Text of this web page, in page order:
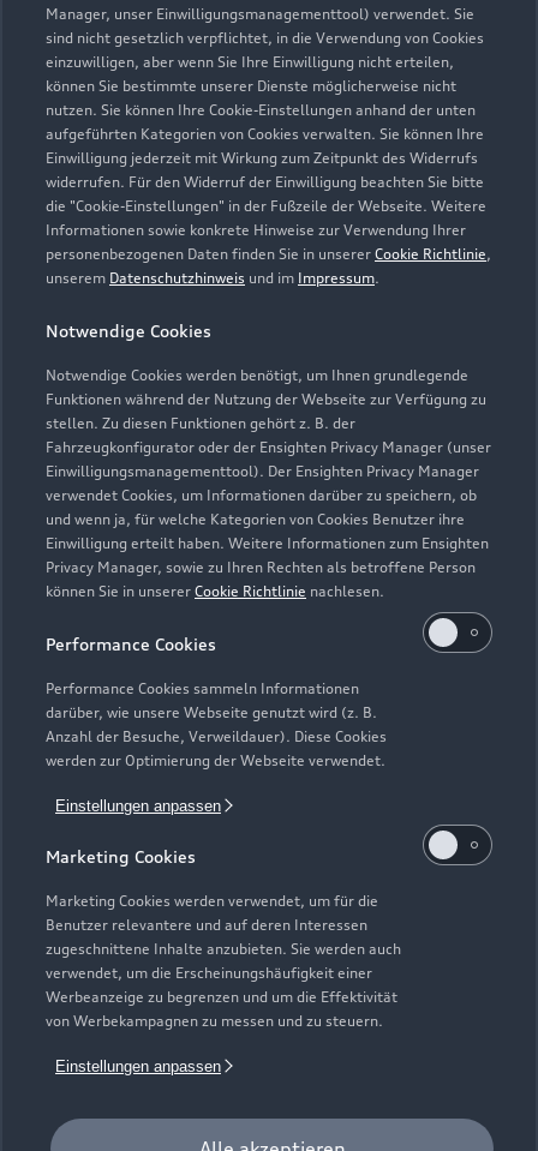
Manager, unser Einwilligungsmanagementtool) verwendet. Sie
sind nicht gesetzlich verpflichtet, in die Verwendung von Cookies
einzuwilligen, aber wenn Sie Ihre Einwilligung nicht erteilen,
können Sie bestimmte unserer Dienste möglicherweise nicht
nutzen. Sie können Ihre Cookie-Einstellungen anhand der unten
aufgeführten Kategorien von Cookies verwalten. Sie können Ihre
Einwilligung jederzeit mit Wirkung zum Zeitpunkt des Widerrufs
widerrufen. Für den Widerruf der Einwilligung beachten Sie bitte
die "Cookie-Einstellungen" in der Fußzeile der Webseite. Weitere
Informationen sowie konkrete Hinweise zur Verwendung Ihrer
personenbezogenen Daten finden Sie in unserer Cookie Richtlinie,
unserem Datenschutzhinweis und im Impressum.
Notwendige Cookies
Notwendige Cookies werden benötigt, um Ihnen grundlegende
Funktionen während der Nutzung der Webseite zur Verfügung zu
stellen. Zu diesen Funktionen gehört z. B. der
Fahrzeugkonfigurator oder der Ensighten Privacy Manager (unser
Einwilligungsmanagementtool). Der Ensighten Privacy Manager
verwendet Cookies, um Informationen darüber zu speichern, ob
und wenn ja, für welche Kategorien von Cookies Benutzer ihre
Einwilligung erteilt haben. Weitere Informationen zum Ensighten
Privacy Manager, sowie zu Ihren Rechten als betroffene Person
können Sie in unserer Cookie Richtlinie nachlesen.
Performance Cookies
Performance Cookies sammeln Informationen
darüber, wie unsere Webseite genutzt wird (z. B.
Anzahl der Besuche, Verweildauer). Diese Cookies
werden zur Optimierung der Webseite verwendet.
Einstellungen anpassen
Marketing Cookies
Marketing Cookies werden verwendet, um für die
Benutzer relevantere und auf deren Interessen
zugeschnittene Inhalte anzubieten. Sie werden auch
verwendet, um die Erscheinungshäufigkeit einer
Werbeanzeige zu begrenzen und um die Effektivität
von Werbekampagnen zu messen und zu steuern.
Einstellungen anpassen
Zur Reparatur
Zur Inspektion
Zurück nach oben
Modelle
Elektromodelle
Plug-in-Hybride
Neuwagensuche
Gebrauchtwagensuche
Geschäftskunden
Service & Zubehör
Saisonale Angebote
Audi Services
Garantie
Audi digital services
myAudi
Support
Audi Code
Häufige Fragen (FAQ)
Audi Online Beratung
Online-Terminvereinbarung
Servicekontakt
Über Audi
Unternehmen
Karriere
Investor Relations
Audi erleben
© 2026 AUDI AG. Alle Rechte vorbehalten
Impressum Rechtliches
Cookie-Richtlinie